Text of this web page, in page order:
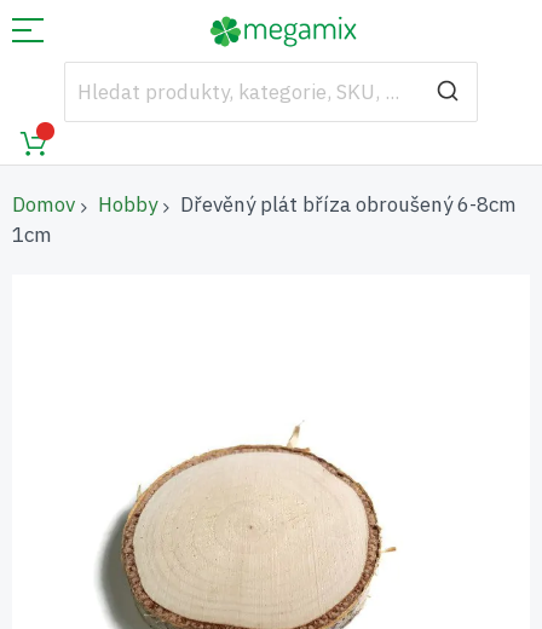
Domov Hobby
Dřevěný plát bříza obroušený 6-8cm
1cm